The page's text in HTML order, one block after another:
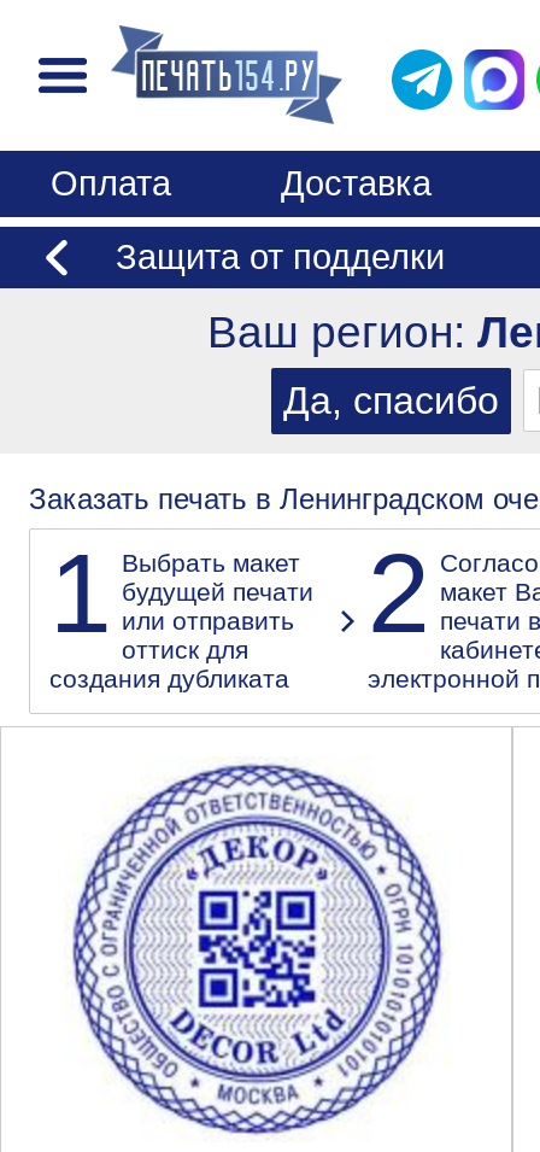
Оплата
Доставка
Защита от подделки
Ваш регион:
Заказать печать в Ленинградском
1 Выбрать макет
будущей печати
или отправить
оттиск для
создания дубликата
2
макет
печати
электронной